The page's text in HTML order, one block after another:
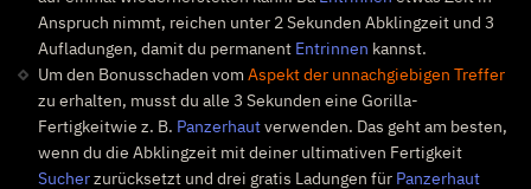
Anspruch nimmt, reichen unter 2 Sekunden Abklingzeit und 3
Aufladungen, damit du permanent Entrinnen kannst.
Um den Bonusschaden vomAspekt der unnachgiebigen Treffer
zu erhalten, musst du alle 3 Sekunden eine Gorilla-
Fertigkeitwie z. B. Panzerhautverwenden. Das geht am besten,
wenn du die Abklingzeit mit deiner ultimativen Fertigkeit
Sucherzurücksetzt und drei gratis Ladungen für Panzerhaut